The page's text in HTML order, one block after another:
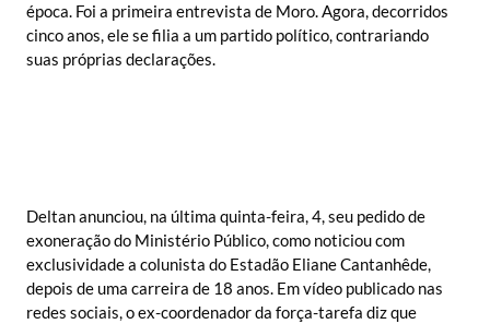
época. Foi a primeira entrevista de Moro. Agora, decorridos
cinco anos, ele se filia a um partido político, contrariando
suas próprias declarações.
Deltan anunciou, na última quinta-feira, 4, seu pedido de
exoneração do Ministério Público, como noticiou com
exclusividade a colunista do Estadão Eliane Cantanhêde,
depois de uma carreira de 18 anos. Em vídeo publicado nas
redes sociais, o ex-coordenador da força-tarefa diz que